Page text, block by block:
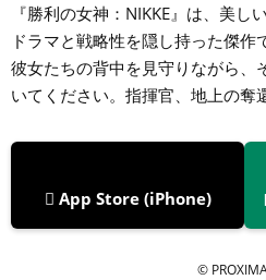
『勝利の女神：NIKKE』は、美
ドラマと戦略性を隠し持った傑作
彼女たちの背中を見守りながら、
いてください。指揮官、地上の奪
 App Store (iPhone)
©